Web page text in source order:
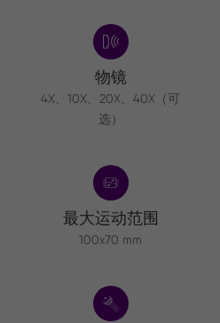
物镜
4X、10X、20X、40X（可
选）
最大运动范围
100x70 mm